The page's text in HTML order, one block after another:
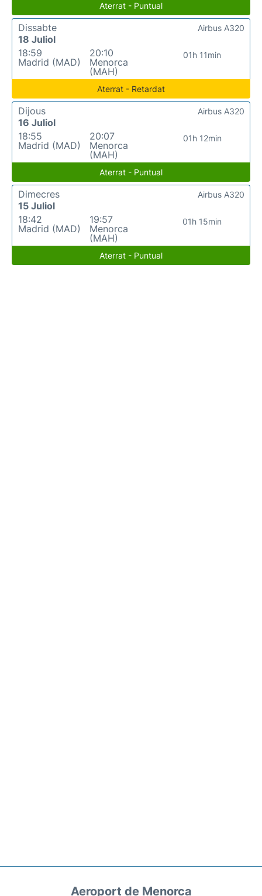
Aterrat - Puntual
Dissabte
18 Juliol
18:59
Madrid (MAD)
20:10
Menorca
(MAH)
01h 11min
Airbus A320
Aterrat - Retardat
Dijous
16 Juliol
18:55
Madrid (MAD)
20:07
Menorca
(MAH)
01h 12min
Airbus A320
Aterrat - Puntual
Dimecres
15 Juliol
18:42
Madrid (MAD)
19:57
Menorca
(MAH)
01h 15min
Airbus A320
Aterrat - Puntual
Aeroport de Menorca